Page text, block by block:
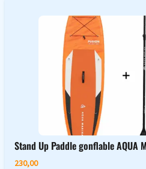
Stand Up Paddle gonflable AQUA
230,00